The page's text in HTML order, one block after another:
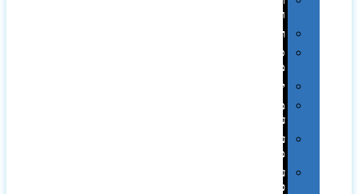
וכנסים
רמקולים
סוכריות
ממותגות
יודאיקה
מארזי
עטים
עטי
מתכת
עטי
פלסטיק